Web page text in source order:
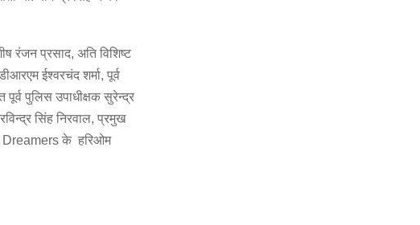
रंजन प्रसाद, अति विशिष्ट
ईश्वरचंद शर्मा, पूर्व
पूर्व पुलिस उपाधीक्षक सुरेन्द्र
सिंह निरवाल, प्रमुख
Dreamers के हरिओम